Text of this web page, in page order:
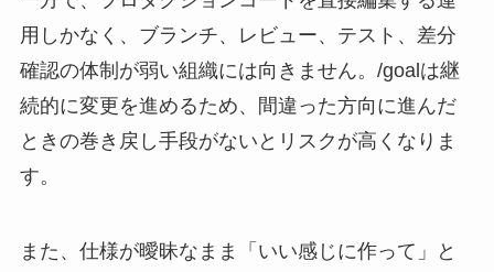
用しかなく、ブランチ、レビュー、テスト、差分
確認の体制が弱い組織には向きません。/goalは継
続的に変更を進めるため、間違った方向に進んだ
ときの巻き戻し手段がないとリスクが高くなりま
す。
また、仕様が曖昧なまま「いい感じに作って」と